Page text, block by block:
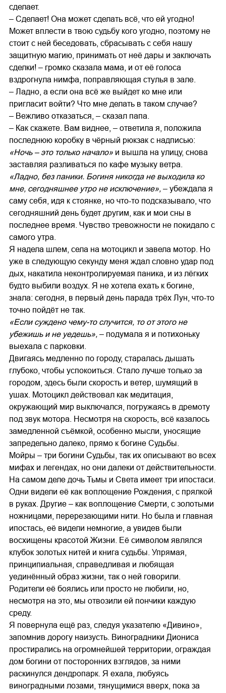
сделает.
– Сделает! Она может сделать всё, что ей угодно!
Может вплести в твою судьбу кого угодно, поэтому не
стоит с ней беседовать, сбрасывать с себя нашу
защитную магию, принимать от неё дары и заключать
сделки! – громко сказала мама, и от её голоса
вздрогнула нимфа, поправляющая стулья в зале.
– Ладно, а если она всё же выйдет ко мне или
пригласит войти? Что мне делать в таком случае?
– Вежливо отказаться, – сказал папа.
– Как скажете. Вам виднее, – ответила я, положила
последнюю коробку в чёрный рюкзак с надписью:
«Ночь – это только начало» и вышла на улицу, снова
заставляя разливаться по кафе музыку ветра.
«Ладно, без паники. Богиня никогда не выходила ко
мне, сегодняшнее утро не исключение», – убеждала я
саму себя, идя к стоянке, но что-то подсказывало, что
сегодняшний день будет другим, как и мои сны в
последнее время. Чувство тревожности не покидало с
самого утра.
Я надела шлем, села на мотоцикл и завела мотор. Но
уже в следующую секунду меня ждал словно удар под
дых, накатила неконтролируемая паника, и из лёгких
будто выбили воздух. Я не хотела ехать к богине,
знала: сегодня, в первый день парада трёх Лун, что-то
точно пойдёт не так.
«Если суждено чему-то случится, то от этого не
убежишь и не уедешь», – подумала я и потихоньку
выехала с парковки.
Двигаясь медленно по городу, старалась дышать
глубоко, чтобы успокоиться. Стало лучше только за
городом, здесь были скорость и ветер, шумящий в
ушах. Мотоцикл действовал как медитация,
окружающий мир выключался, погружаясь в дремоту
под звук мотора. Несмотря на скорость, всё казалось
замедленной съёмкой, особенно мысли, уносящие
запредельно далеко, прямо к богине Судьбы.
Мойры – три богини Судьбы, так их описывают во всех
мифах и легендах, но они далеки от действительности.
На самом деле дочь Тьмы и Света имеет три ипостаси.
Одни видели её как воплощение Рождения, с прялкой
в руках. Другие – как воплощение Смерти, с золотыми
ножницами, перерезающими нити. Но была и главная
ипостась, её видели немногие, а увидев были
восхищены красотой Жизни. Её символом являлся
клубок золотых нитей и книга судьбы. Упрямая,
принципиальная, справедливая и любящая
уединённый образ жизни, так о ней говорили.
Родители её боялись или просто не любили, но,
несмотря на это, мы отвозили ей пончики каждую
среду.
Я повернула ещё раз, следуя указателю «Дивино»,
запомнив дорогу наизусть. Виноградники Диониса
простирались на огромнейшей территории, ограждая
дом богини от посторонних взглядов, за ними
раскинулся дендропарк. Я ехала, любуясь
виноградными лозами, тянущимися вверх, пока за